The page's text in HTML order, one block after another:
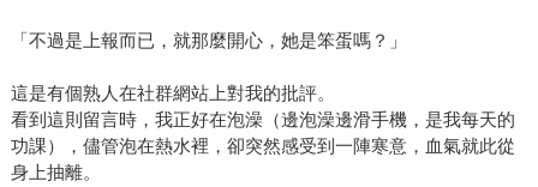
「不過是上報而已，就那麼開心，她是笨蛋嗎？」
這是有個熟人在社群網站上對我的批評。
看到這則留言時，我正好在泡澡（邊泡澡邊滑手機，是我每天的
功課），儘管泡在熱水裡，卻突然感受到一陣寒意，血氣就此從
身上抽離。